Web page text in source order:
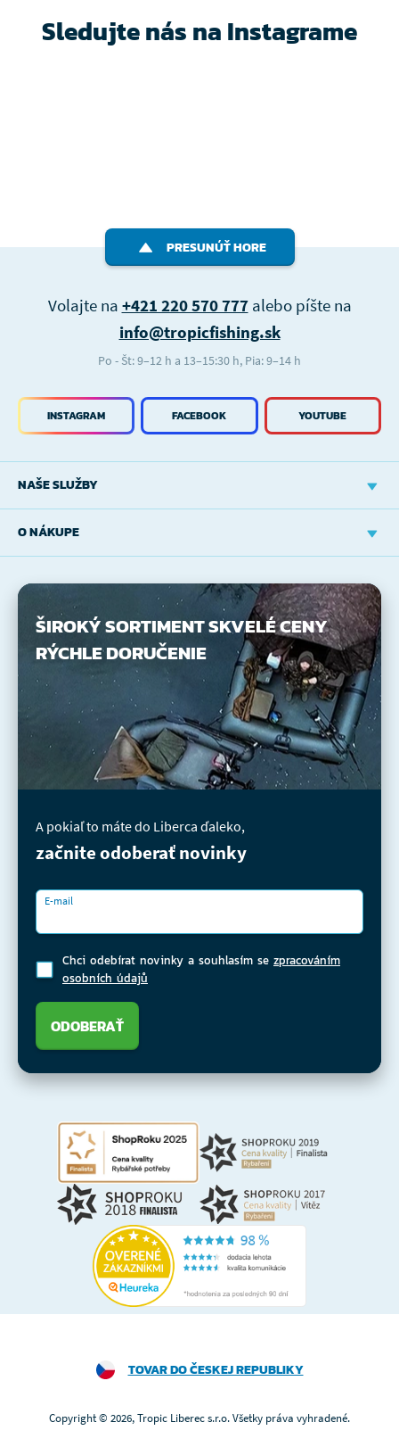
Sledujte nás na Instagrame
PRESUNÚŤ HORE
NAŠE SLUŽBY
O NÁKUPE
INSTAGRAM FACEBOOK YOUTUBE
Volajte na +421 220 570 777alebo píšte na
info@tropicfishing.sk
Po - Št: 9–12 h a 13–15:30 h, Pia: 9–14 h
ŠIROKÝ SORTIMENTSKVELÉ CENY
RÝCHLE DORUČENIE
A pokiaľ to máte do Liberca ďaleko,
začnite odoberať novinky
E-mail
Chci odebírat novinky a souhlasím se zpracováním
osobních údajů
ODOBERAŤ
TOVAR DO ČESKEJ REPUBLIKY
Copyright © 2026, Tropic Liberec s.r.o. Všetky práva vyhradené.